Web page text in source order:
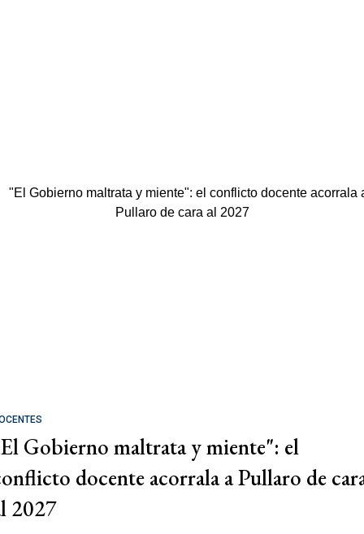
Gobierno maltrata y miente": el
docente acorrala a Pullaro de
2027